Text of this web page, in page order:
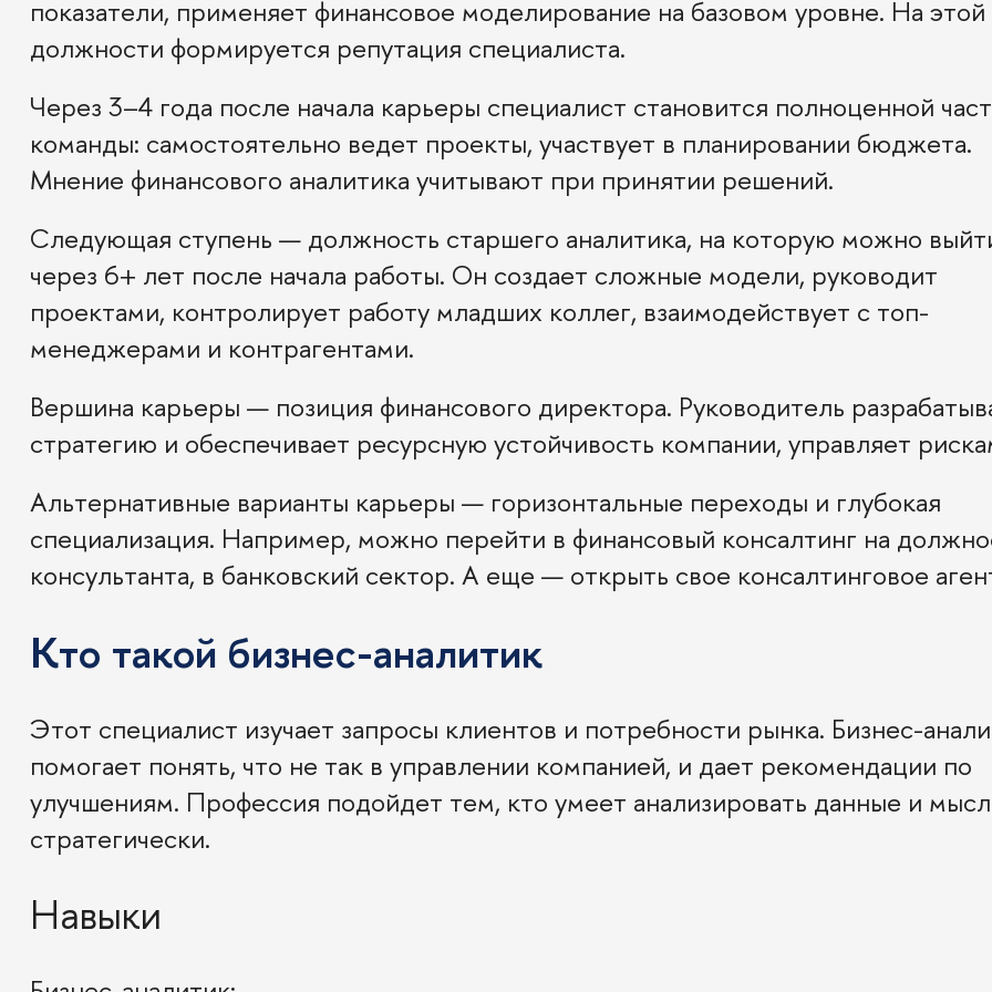
показатели, применяет финансовое моделирование на базовом уровне. На этой
должности формируется репутация специалиста.
Через 3–4 года после начала карьеры специалист становится полноценной
команды: самостоятельно ведет проекты, участвует в планировании бюджета.
Мнение финансового аналитика учитывают при принятии решений.
Следующая ступень — должность старшего аналитика, на которую можно
через 6+ лет после начала работы. Он создает сложные модели, руководит
проектами, контролирует работу младших коллег, взаимодействует с топ-
менеджерами и контрагентами.
Вершина карьеры — позиция финансового директора. Руководитель
стратегию и обеспечивает ресурсную устойчивость компании, управляет
Альтернативные варианты карьеры — горизонтальные переходы и глубокая
специализация. Например, можно перейти в финансовый консалтинг на
консультанта, в банковский сектор. А еще — открыть свое консалтинговое
Кто такой бизнес-аналитик
Этот специалист изучает запросы клиентов и потребности рынка. Бизнес-
помогает понять, что не так в управлении компанией, и дает рекомендации по
улучшениям. Профессия подойдет тем, кто умеет анализировать данные и
стратегически.
Навыки